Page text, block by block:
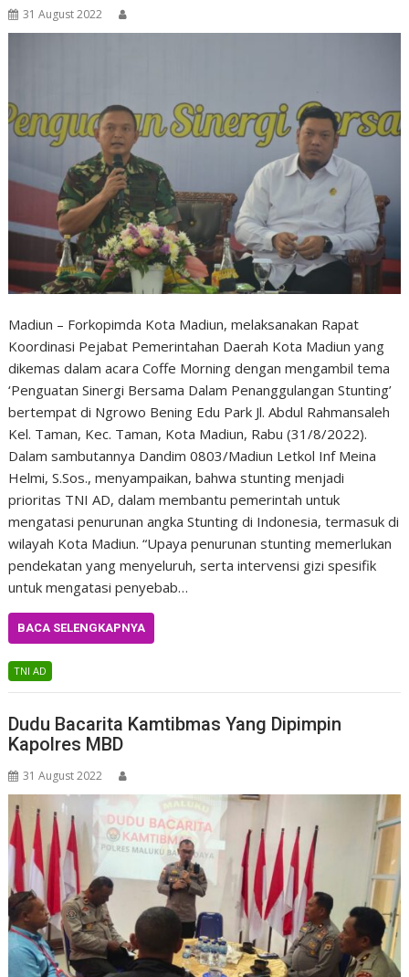
31 August 2022
Madiun – Forkopimda Kota Madiun, melaksanakan Rapat
Koordinasi Pejabat Pemerintahan Daerah Kota Madiun yang
dikemas dalam acara Coffe Morning dengan mengambil tema
‘Penguatan Sinergi Bersama Dalam Penanggulangan Stunting’
bertempat di Ngrowo Bening Edu Park Jl. Abdul Rahmansaleh
Kel. Taman, Kec. Taman, Kota Madiun, Rabu (31/8/2022).
Dalam sambutannya Dandim 0803/Madiun Letkol Inf Meina
Helmi, S.Sos., menyampaikan, bahwa stunting menjadi
prioritas TNI AD, dalam membantu pemerintah untuk
mengatasi penurunan angka Stunting di Indonesia, termasuk di
wilayah Kota Madiun. “Upaya penurunan stunting memerlukan
pendekatan yang menyeluruh, serta intervensi gizi spesifik
untuk mengatasi penyebab…
BACA SELENGKAPNYA
TNI AD
Dudu Bacarita Kamtibmas Yang Dipimpin
Kapolres MBD
31 August 2022